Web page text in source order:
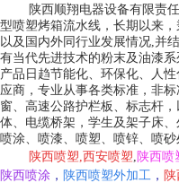
陕西顺翔电器设备有限责
型喷塑烤箱流水线，长期以来，
以及国内外同行业发展情况 并
有当代先进技术的粉末及油漆
产品日趋节能化、环保化、人
应商，专业从事各类标准，非
窗、高速公路护栏板、标志杆
体、电缆桥架，学生及架子床
喷涂、喷漆、喷塑、喷锌、喷砂
陕西喷塑 西安喷塑 陕西喷
陕西喷涂 ， 陕西喷塑外加工 ，